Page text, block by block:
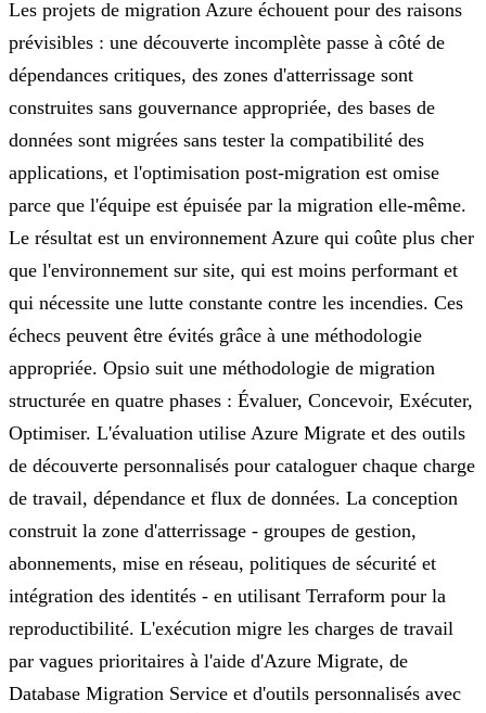
Les projets de migration Azure échouent pour des raisons
prévisibles : une découverte incomplète passe à côté de
dépendances critiques, des zones d'atterrissage sont
construites sans gouvernance appropriée, des bases de
données sont migrées sans tester la compatibilité des
applications, et l'optimisation post-migration est omise
parce que l'équipe est épuisée par la migration elle-même.
Le résultat est un environnement Azure qui coûte plus cher
que l'environnement sur site, qui est moins performant et
qui nécessite une lutte constante contre les incendies. Ces
échecs peuvent être évités grâce à une méthodologie
appropriée. Opsio suit une méthodologie de migration
structurée en quatre phases : Évaluer, Concevoir, Exécuter,
Optimiser. L'évaluation utilise Azure Migrate et des outils
de découverte personnalisés pour cataloguer chaque charge
de travail, dépendance et flux de données. La conception
construit la zone d'atterrissage - groupes de gestion,
abonnements, mise en réseau, politiques de sécurité et
intégration des identités - en utilisant Terraform pour la
reproductibilité. L'exécution migre les charges de travail
par vagues prioritaires à l'aide d'Azure Migrate, de
Database Migration Service et d'outils personnalisés avec